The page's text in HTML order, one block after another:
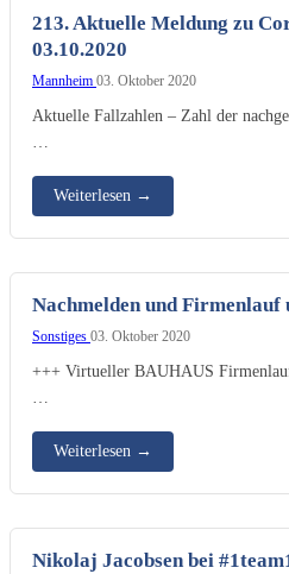
213. Aktuelle Meldung zu
03.10.2020
Mannheim 03. Oktober 2020
Aktuelle Fallzahlen – Zahl der
Weiterlesen →
Nachmelden und Firmenlauf
Sonstiges 03. Oktober 2020
+++ Virtueller BAUHAUS
Weiterlesen →
Nikolaj Jacobsen bei